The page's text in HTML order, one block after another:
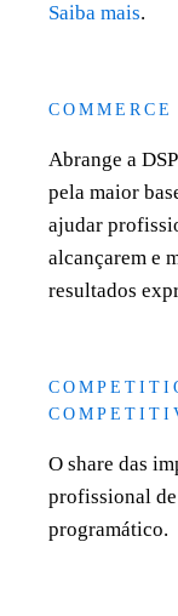
Saiba mais.
Abrange a
pela maior
ajudar
alcançarem e
resultados
O share das
profissional
programático.